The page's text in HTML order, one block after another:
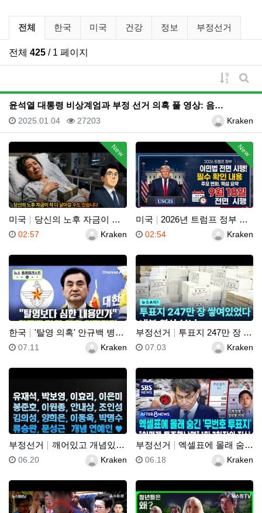
유튜브 뉴스 분류 목록
전체 한국 미국 건강 정보 부정선거
전체 425 / 1 페이지
게시물
게
윤석열 대통령 비상계엄과 부정 선거 의혹 풀 영상: 음…
등록자Kraken
등록일
2025.01.04 조회
27203
New
미국 당신의 노후 자금이 싹 다 날아갈 수도 있습니다, 롱텀…
등록자Kraken
등록일
02:57
New
미국 2026년 트럼프 정부 이민법 전면 시행 꼭 알아야 할…
등록자Kraken
등록일
02:54
한국 '탈영 의혹' 안규백 병적 공개 거부에 한동훈 "탈영보…
등록자Kraken
등록일
07.11
부정선거 투표지 247만 장 쌓여있었다 내부 영상 보니
등록자Kraken
등록일
07.03
부정선거 깨어있고 개념있고 소신있는 박보영, 유재석, 이효리, …
등록자Kraken
등록일
06.20
부정선거 엑셀표에 몰래 숨긴 '무번호 투표지'.."어떻게 특종했…
등록자Kraken
등록일
06.18